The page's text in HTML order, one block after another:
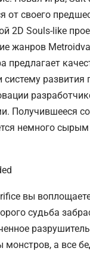
от своего
2D Souls-like
жанров
предлагает
развития
Получившееся
немного сырым
вы
судьба
а все